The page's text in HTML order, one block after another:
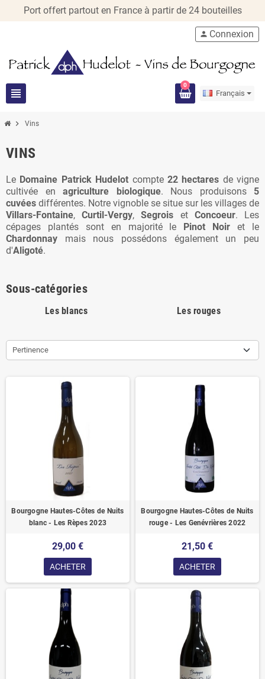
Port offert partout en France à partir de 24 bouteilles
view_headline
person Connexion
0
Français
chevron_right Vins
VINS
Le Domaine Patrick Hudelot compte 22 hectares de vigne
cultivée en agriculture biologique. Nous produisons 5
cuvées différentes. Notre vignoble se situe sur les villages de
Villars-Fontaine,Curtil-Vergy,Segrois et Concoeur. Les
cépages plantés sont en majorité le
Pinot Noir et le
Chardonnay mais nous possédons également un peu
d'Aligoté.
Sous-catégories
Les blancs Les rouges
Pertinence
Bourgogne Hautes-Côtes de Nuits
blanc - Les Rèpes 2023
29,00 €
ACHETER
Bourgogne Hautes-Côtes de Nuits
rouge - Les Genévrières 2022
21,50 €
ACHETER